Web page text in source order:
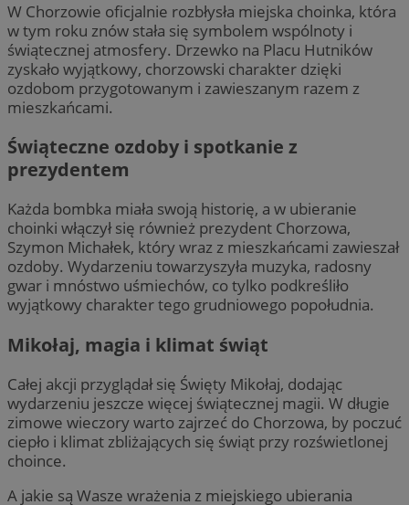
W Chorzowie oficjalnie rozbłysła miejska choinka, która
w tym roku znów stała się symbolem wspólnoty i
świątecznej atmosfery. Drzewko na Placu Hutników
zyskało wyjątkowy, chorzowski charakter dzięki
ozdobom przygotowanym i zawieszanym razem z
mieszkańcami.
Świąteczne ozdoby i spotkanie z
prezydentem
Każda bombka miała swoją historię, a w ubieranie
choinki włączył się również prezydent Chorzowa,
Szymon Michałek, który wraz z mieszkańcami zawieszał
ozdoby. Wydarzeniu towarzyszyła muzyka, radosny
gwar i mnóstwo uśmiechów, co tylko podkreśliło
wyjątkowy charakter tego grudniowego popołudnia.
Mikołaj, magia i klimat świąt
Całej akcji przyglądał się Święty Mikołaj, dodając
wydarzeniu jeszcze więcej świątecznej magii. W długie
zimowe wieczory warto zajrzeć do Chorzowa, by poczuć
ciepło i klimat zbliżających się świąt przy rozświetlonej
choince.
A jakie są Wasze wrażenia z miejskiego ubierania